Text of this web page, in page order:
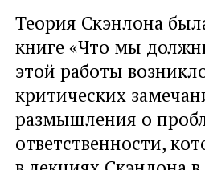
Теория Скэнлона
книге «Что мы
этой работы
критических
размышления о
ответственности,